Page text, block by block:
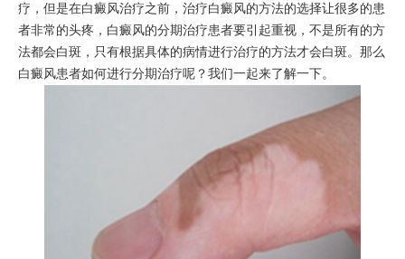
疗，但是在白癜风治疗之前，治疗白癜风的方法的选择让很多的患
者非常的头疼，白癜风的分期治疗患者要引起重视，不是所有的方
法都会白斑，只有根据具体的病情进行治疗的方法才会白斑。那么
白癜风患者如何进行分期治疗呢？我们一起来了解一下。